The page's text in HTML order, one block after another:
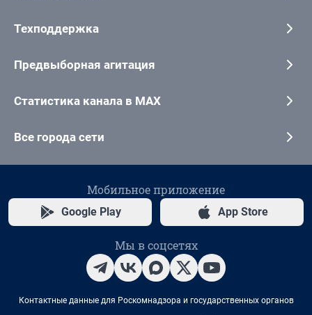
Техподдержка
Предвыборная агитация
Статистика канала в MAX
Все города сети
Мобильное приложение
Google Play App Store
Мы в соцсетях
Контактные данные для Роскомнадзора и государственных органов